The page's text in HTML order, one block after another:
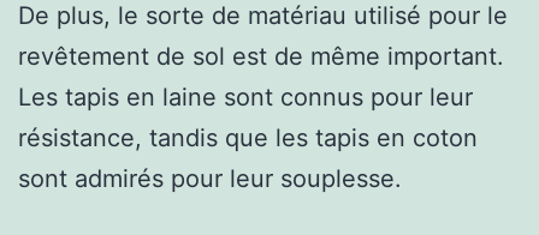
De plus, le sorte de matériau utilisé pour le
revêtement de sol est de même important.
Les tapis en laine sont connus pour leur
résistance, tandis que les tapis en coton
sont admirés pour leur souplesse.